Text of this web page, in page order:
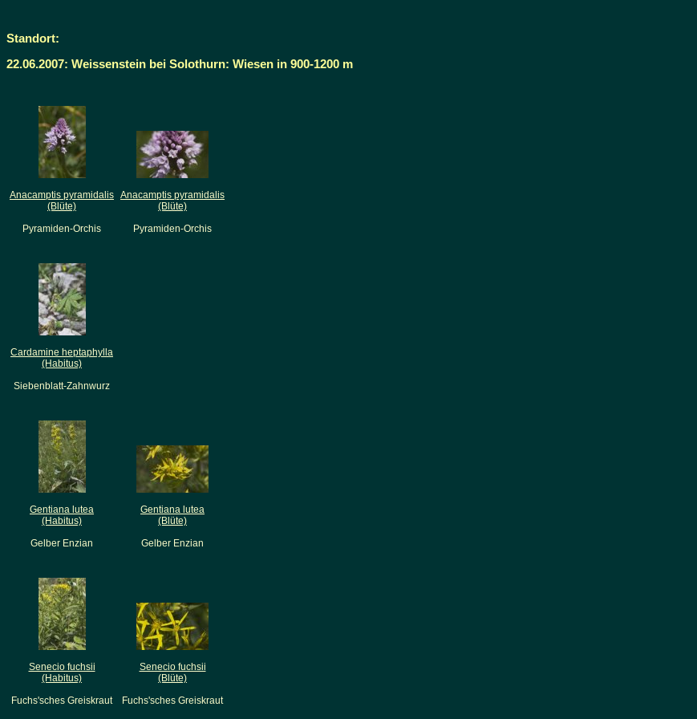
Standort:
22.06.2007: Weissenstein bei Solothurn: Wiesen in 900-1200 m
Anacamptis pyramidalis
(Blüte)
Pyramiden-Orchis
Anacamptis pyramidalis
(Blüte)
Pyramiden-Orchis
Cardamine heptaphylla
(Habitus)
Siebenblatt-Zahnwurz
Gentiana lutea
(Habitus)
Gelber Enzian
Gentiana lutea
(Blüte)
Gelber Enzian
Senecio fuchsii
(Habitus)
Fuchs'sches Greiskraut
Senecio fuchsii
(Blüte)
Fuchs'sches Greiskraut